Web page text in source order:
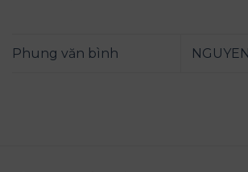
Phung văn bình